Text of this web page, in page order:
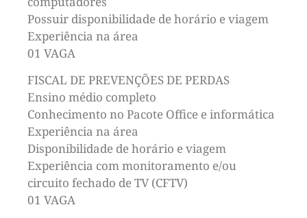
Possuir disponibilidade de horário e viagem
Experiência na área
01 VAGA
FISCAL DE PREVENÇÕES DE PERDAS
Ensino médio completo
Conhecimento no Pacote Office e informática
Experiência na área
Disponibilidade de horário e viagem
Experiência com monitoramento e/ou
circuito fechado de TV (CFTV)
01 VAGA